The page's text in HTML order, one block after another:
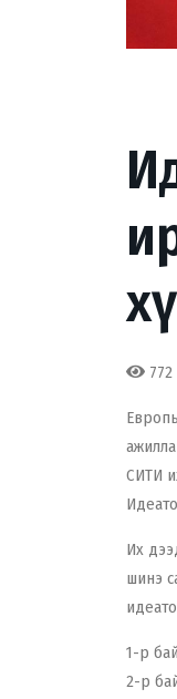
772
СИТИ
Их
шинэ
1-р
2-р